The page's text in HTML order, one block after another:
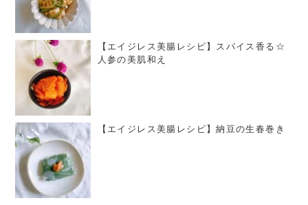
【エイジレス美腸レシピ】スパイス香る☆
人参の美肌和え
【エイジレス美腸レシピ】納豆の生春巻き